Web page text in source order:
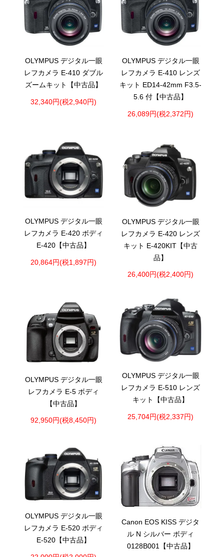
OLYMPUS デジタル一眼
レフカメラ E-410 ダブル
ズームキット【中古品】
32,340円(税2,940円)
OLYMPUS デジタル一眼
レフカメラ E-410 レンズ
キット ED14-42mm F3.5-
5.6 付【中古品】
26,089円(税2,372円)
OLYMPUS デジタル一眼
レフカメラ E-420 ボディ
E-420【中古品】
20,864円(税1,897円)
OLYMPUS デジタル一眼
レフカメラ E-420 レンズ
キット E-420KIT【中古
品】
26,400円(税2,400円)
OLYMPUS デジタル一眼
レフカメラ E-5 ボディ
【中古品】
92,950円(税8,450円)
OLYMPUS デジタル一眼
レフカメラ E-510 レンズ
キット【中古品】
25,704円(税2,337円)
OLYMPUS デジタル一眼
レフカメラ E-520 ボディ
E-520【中古品】
Canon EOS KISS デジタ
ル N シルバー ボディ
0128B001【中古品】